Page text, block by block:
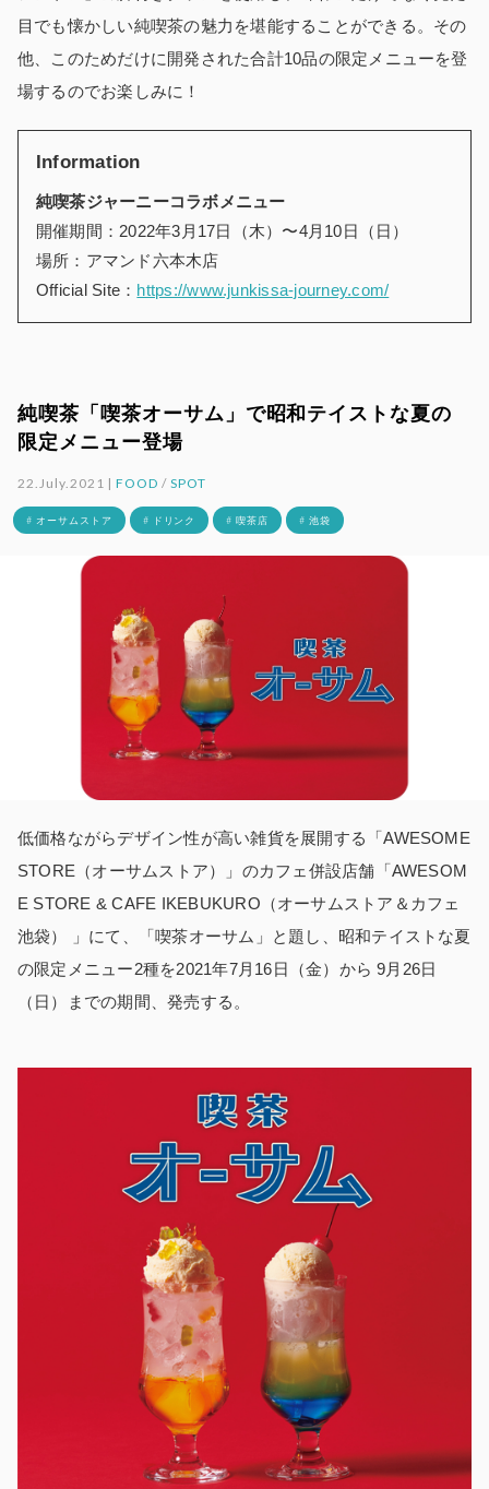
目でも懐かしい純喫茶の魅力を堪能することができる。その
他、このためだけに開発された合計10品の限定メニューを登
場するのでお楽しみに！
Information
純喫茶ジャーニーコラボメニュー
開催期間： 2022年3月17日（木）〜4月10日（日）
場所： アマンド六本木店
Official Site： https://www.junkissa-journey.com/
純喫茶「喫茶オーサム」で昭和テイストな夏の
限定メニュー登場
22.July.2021 |FOOD /SPOT
# オーサムストア # ドリンク # 喫茶店 # 池袋
低価格ながらデザイン性が高い雑貨を展開する「AWESOME
STORE（オーサムストア）」のカフェ併設店舗「AWESOM
E STORE & CAFE IKEBUKURO（オーサムストア＆カフェ
池袋） 」にて、「喫茶オーサム」と題し、昭和テイストな夏
の限定メニュー2種を2021年7月16日（金）から 9月26日
（日）までの期間、発売する。